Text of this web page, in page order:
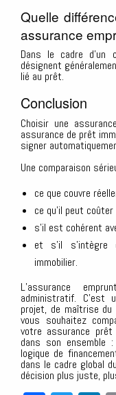
Quelle
assurance
Dans le cadre d’un
désignent
lié au prêt.
Conclusion
Choisir une
assurance de prêt
signer
Une comparaison
ce que couvre
ce qu’il peut
s’il est cohérent
et s’il s’intègre
immobilier.
L’assurance
administratif. C’est
projet, de maîtrise du
vous souhaitez
votre assurance
dans son ensemble
logique de
dans le cadre global
décision plus juste,